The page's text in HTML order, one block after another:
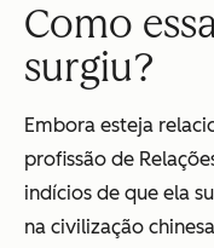
Como
surgiu?
Embora esteja
profissão de
indícios de que ela
na civilização